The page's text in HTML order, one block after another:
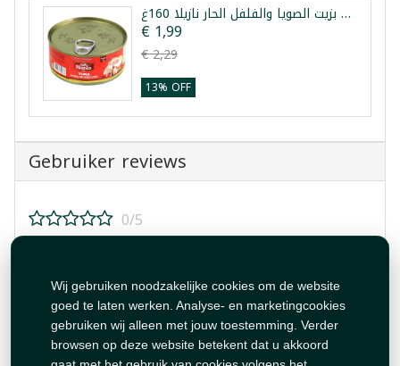
Wij gebruiken noodzakelijke cookies om de website
goed te laten werken. Analyse- en marketingcookies
gebruiken wij alleen met jouw toestemming. Verder
browsen op deze website betekent dat u akkoord
تونة بزيت الصويا والفلفل الحار نازيلا 160غ
€ 1,99
€ 2,29
13% OFF
Gebruiker reviews
0/5